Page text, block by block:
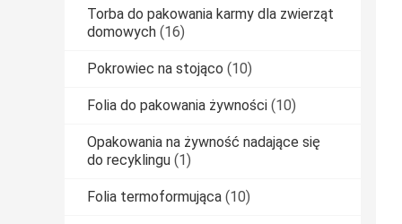
Torba do pakowania karmy dla zwierząt
domowych (16)
Pokrowiec na stojąco (10)
Folia do pakowania żywności (10)
Opakowania na żywność nadające się
do recyklingu (1)
Folia termoformująca (10)